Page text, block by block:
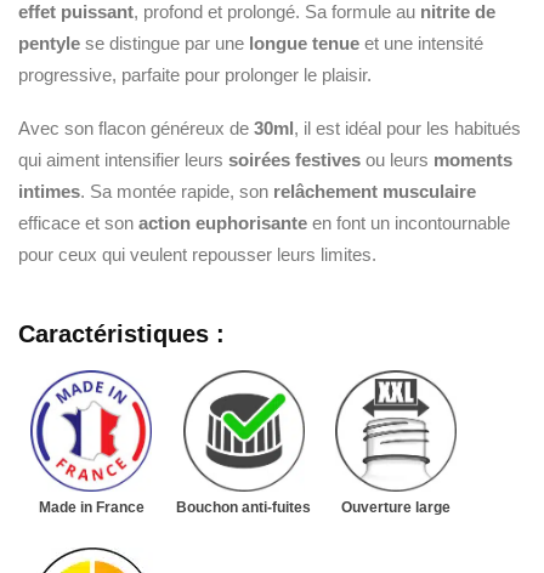
effet puissant, profond et prolongé. Sa formule au nitrite de
pentyle se distingue par une longue tenue et une intensité
progressive, parfaite pour prolonger le plaisir.
Avec son flacon généreux de 30ml, il est idéal pour les habitués
qui aiment intensifier leurs soirées festives ou leurs moments
intimes. Sa montée rapide, son relâchement musculaire
efficace et son action euphorisante en font un incontournable
pour ceux qui veulent repousser leurs limites.
Caractéristiques :
Made in France Bouchon anti-fuites Ouverture large